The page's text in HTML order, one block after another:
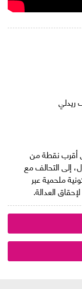
ريدلي
أقرب نقطة من
إلى التحالف مع
ملحمية عبر
العدالة.